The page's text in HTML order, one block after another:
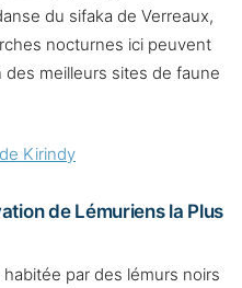
du sifaka de Verreaux,
nocturnes ici peuvent
des meilleurs sites de faune
Kirindy
de Lémuriens la Plus
par des lémurs noirs